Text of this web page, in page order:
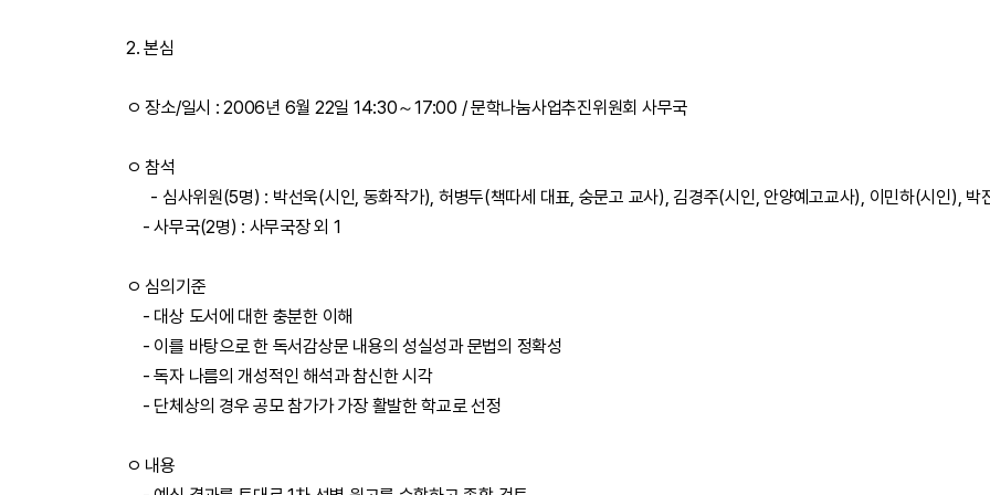
2. 본심
ㅇ 장소/일시 : 2006년 6월 22일 14:30～17:00 / 문학나눔사업추진위원회 사무국
ㅇ 참석
- 심사위원(5명) : 박선욱(시인, 동화작가), 허병두(책따세 대표, 숭문고 교사), 김경주(시인, 안양예고교사), 이민하(시인), 박
- 사무국(2명) : 사무국장 외 1
ㅇ 심의기준
- 대상 도서에 대한 충분한 이해
- 이를 바탕으로 한 독서감상문 내용의 성실성과 문법의 정확성
- 독자 나름의 개성적인 해석과 참신한 시각
- 단체상의 경우 공모 참가가 가장 활발한 학교로 선정
ㅇ 내용